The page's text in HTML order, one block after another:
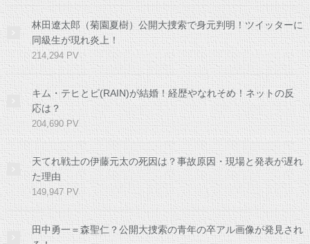
林田遼太郎（菊園夏樹）公開大捜索で身元判明！ツイッターに
同級生が現れ炎上！
214,294 PV
キム・テヒとピ(RAIN)が結婚！経歴やなれそめ！ネットの反
応は？
204,690 PV
天てれ戦士の伊藤元太の死因は？事故原因・現場と発表が遅れ
た理由
149,947 PV
田中勇一＝森聖仁？公開大捜索の青年の卒アル画像が発見され